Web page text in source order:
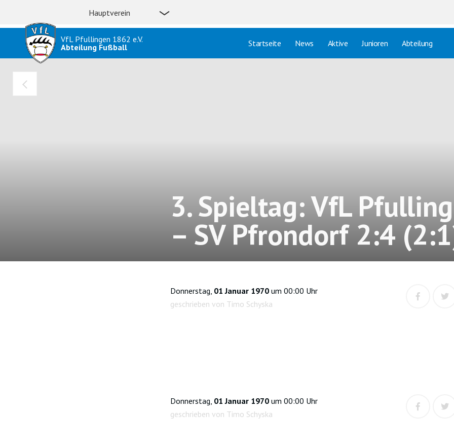
VfL Pfullingen 1862 e.V.
Abteilung Fußball
Hauptverein
Startseite News Aktive Junioren Abteilung
3. Spieltag: VfL
– SV Pfrondorf 2:4
Donnerstag, 01 Januar 1970 um 00:00 Uhr
geschrieben von Timo Schyska
Donnerstag, 01 Januar 1970 um 00:00 Uhr
geschrieben von Timo Schyska